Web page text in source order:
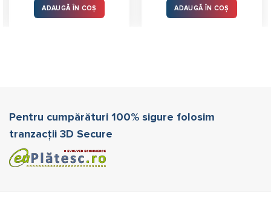
ADAUGĂ ÎN COȘ ADAUGĂ ÎN COȘ
Pentru cumpărături 100% sigure folosim
tranzacții 3D Secure